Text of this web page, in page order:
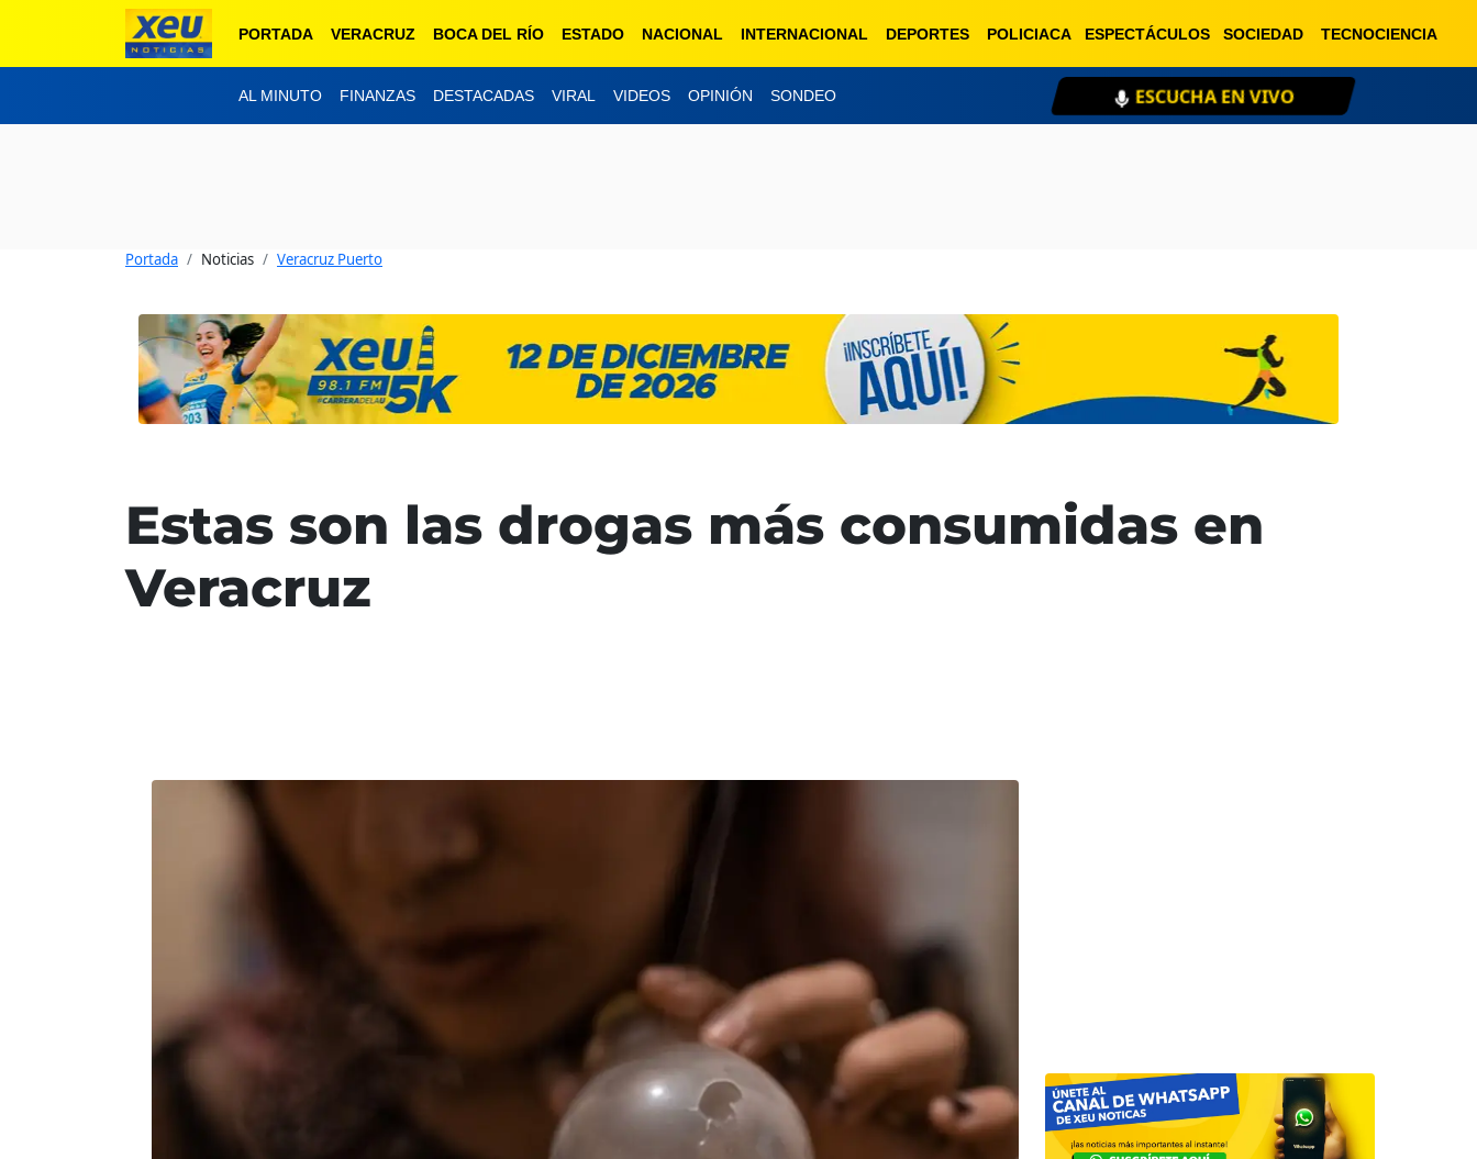
PORTADA VERACRUZ BOCA DEL RÍO ESTADO NACIONAL INTERNACIONAL DEPORTES POLICIACA ESPECTÁCULOS SOCIEDAD TECNOCIENCIA
AL MINUTO FINANZAS DESTACADAS VIRAL VIDEOS OPINIÓN SONDEO ESCUCHA EN VIVO
Portada Noticias Veracruz Puerto
Estas son las drogas más consumidas en
Veracruz